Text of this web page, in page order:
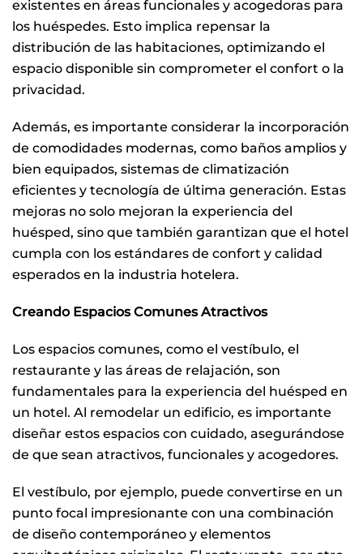
existentes en áreas funcionales y acogedoras para
los huéspedes. Esto implica repensar la
distribución de las habitaciones, optimizando el
espacio disponible sin comprometer el confort o la
privacidad.
Además, es importante considerar la incorporación
de comodidades modernas, como baños amplios y
bien equipados, sistemas de climatización
eficientes y tecnología de última generación. Estas
mejoras no solo mejoran la experiencia del
huésped, sino que también garantizan que el hotel
cumpla con los estándares de confort y calidad
esperados en la industria hotelera.
Creando Espacios Comunes Atractivos
Los espacios comunes, como el vestíbulo, el
restaurante y las áreas de relajación, son
fundamentales para la experiencia del huésped en
un hotel. Al remodelar un edificio, es importante
diseñar estos espacios con cuidado, asegurándose
de que sean atractivos, funcionales y acogedores.
El vestíbulo, por ejemplo, puede convertirse en un
punto focal impresionante con una combinación
de diseño contemporáneo y elementos